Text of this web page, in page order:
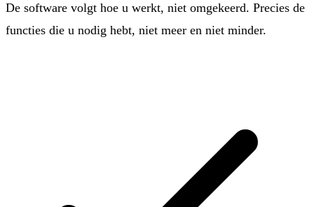
De software volgt hoe u werkt, niet omgekeerd. Precies de
functies die u nodig hebt, niet meer en niet minder.